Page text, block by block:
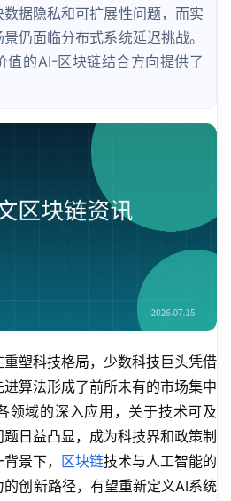
据隐私和可扩展性问题，而实
仍面临分布式系统延迟挑战。
值的AI-区块链结合方向提供了
塑科技格局，少数科技巨头凭借
算法形成了前所未有的市场集中
领域的深入应用，关于技术可及
日益凸显，成为科技界和政策制
景下， 区块链技术与人工智能的
创新路径，有望重新定义AI系统